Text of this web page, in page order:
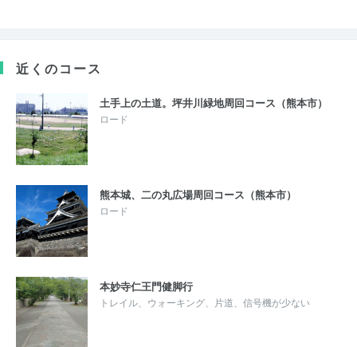
近くのコース
土手上の土道。坪井川緑地周回コース（熊本市）
ロード
熊本城、二の丸広場周回コース（熊本市）
ロード
本妙寺仁王門健脚行
トレイル、ウォーキング、片道、信号機が少ない